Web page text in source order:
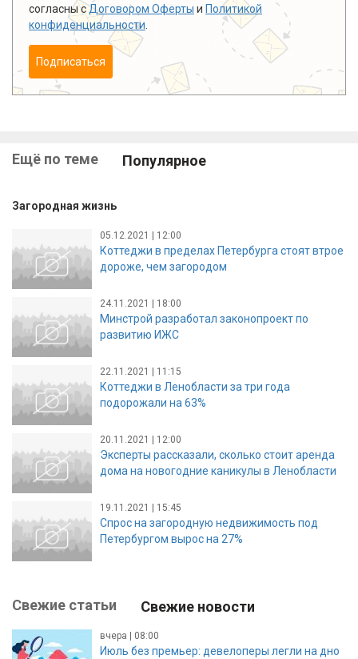
согласны сДоговором Оферты и Политикой
конфиденциальности
Подписаться
Ещё по теме Популярное
Загородная жизнь
05.12.2021 | 12:00
Коттеджи в пределах Петербурга стоят втрое
дороже, чем загородом
24.11.2021 | 18:00
Минстрой разработал законопроект по
развитию ИЖС
22.11.2021 | 11:15
Коттеджи в Ленобласти за три года
подорожали на 63%
20.11.2021 | 12:00
Эксперты рассказали, сколько стоит аренда
дома на новогодние каникулы в Ленобласти
19.11.2021 | 15:45
Спрос на загородную недвижимость под
Петербургом вырос на 27%
Свежие статьи Свежие новости
вчера | 08:00
Июль без премьер: девелоперы легли на дно